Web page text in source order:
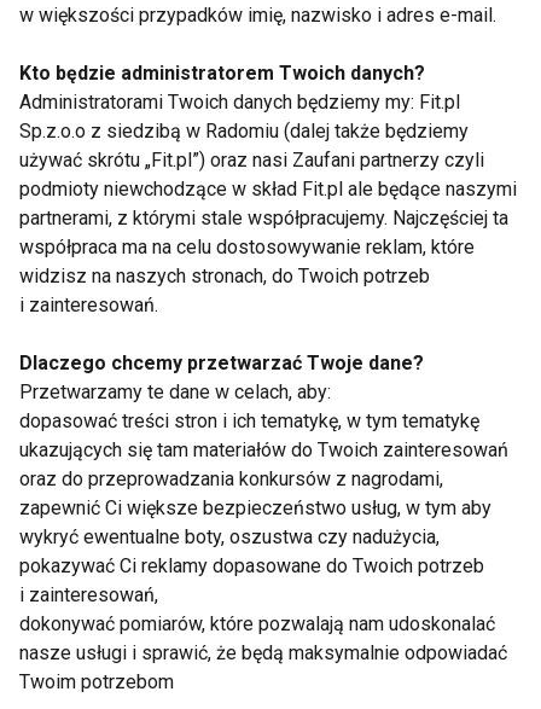
funkcje, ale jednocześnie jest wygodny i prosty w
umożliwiają nam stały dostęp do ulubionych
aplikacji, czy monitorują stan naszego zdrowia i
aktywności fizycznej. Zegarek inspiruje do
prowadzenia zdrowszego stylu życia poprzez
monitorowanie aktywności fizycznej. Ilość
wykonanych kroków, zarówno podczas spaceru, jak
biegania, przeliczana jest na spalone kalorie i
zdrowszy tryb życia i motywuje do kolejnych,
wyświetlając informacje o postępach i pomagając
osiągnąć wyznaczone cele.
W zdrowym ciele, czyli przedmioty pozwalające
zadbać o zdrową dietę
Osoby aktywne fizycznie, dbają o swoje ciało nie
tylko poprzez ciężki i systematyczny trening, ale
również poprzez dietę. Dlatego dobrym pomysłem
na prezent mogą okazać się przedmioty, które
w większości przypadków imię, nazwisko i adres e-mail.
Kto będzie administratorem Twoich danych?
Administratorami Twoich danych będziemy my: Fit.pl
Sp.z.o.o z siedzibą w Radomiu (dalej także będziemy
używać skrótu „Fit.pl”) oraz nasi Zaufani partnerzy czyli
podmioty niewchodzące w skład Fit.pl ale będące naszymi
partnerami, z którymi stale współpracujemy. Najczęściej ta
współpraca ma na celu dostosowywanie reklam, które
widzisz na naszych stronach, do Twoich potrzeb
i zainteresowań.
Dlaczego chcemy przetwarzać Twoje dane?
Przetwarzamy te dane w celach, aby:
dopasować treści stron i ich tematykę, w tym tematykę
ukazujących się tam materiałów do Twoich zainteresowań
oraz do przeprowadzania konkursów z nagrodami,
zapewnić Ci większe bezpieczeństwo usług, w tym aby
wykryć ewentualne boty, oszustwa czy nadużycia,
pokazywać Ci reklamy dopasowane do Twoich potrzeb
i zainteresowań,
dokonywać pomiarów, które pozwalają nam udoskonalać
nasze usługi i sprawić, że będą maksymalnie odpowiadać
Twoim potrzebom